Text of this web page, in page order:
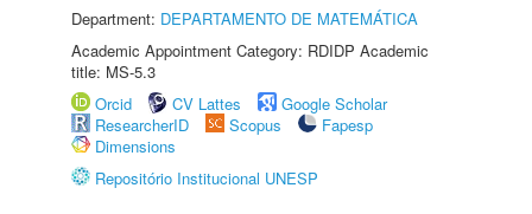
Department: DEPARTAMENTO DE MATEMÁTICA
Academic Appointment Category: RDIDP Academic
title: MS-5.3
Orcid
CV Lattes
Google Scholar
ResearcherID
Scopus
Fapesp
Dimensions
Repositório Institucional UNESP